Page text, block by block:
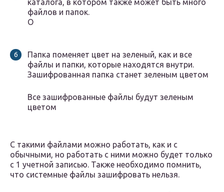
каталога, в котором также может быть много
файлов и папок.
О
Папка поменяет цвет на зеленый, как и все
файлы и папки, которые находятся внутри.
Зашифрованная папка станет зеленым цветом
Все зашифрованные файлы будут зеленым
цветом
С такими файлами можно работать, как и с
обычными, но работать с ними можно будет только
с 1 учетной записью. Также необходимо помнить,
что системные файлы зашифровать нельзя.